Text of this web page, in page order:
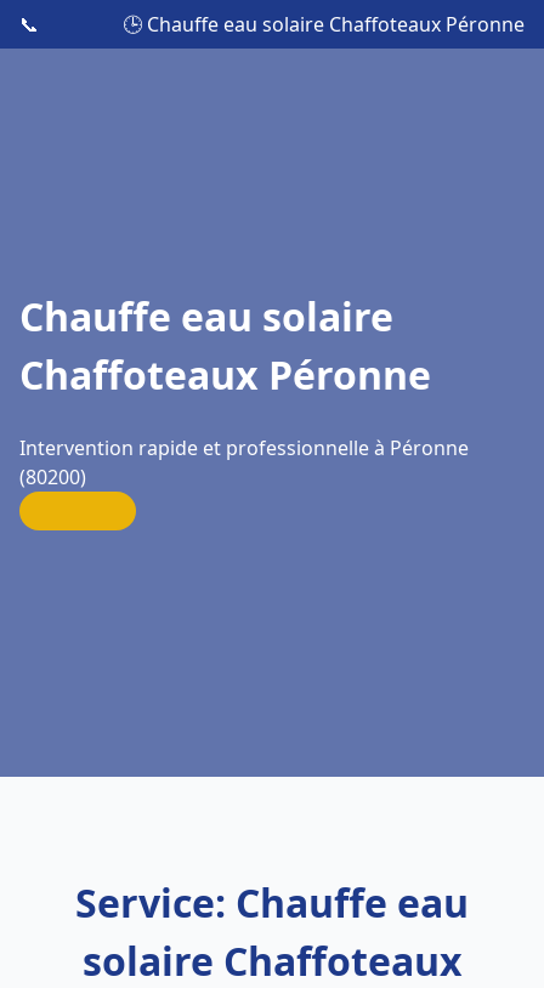
📞 🕒 Chauffe eau solaire Chaffoteaux Péronne
Chauffe eau solaire
Chaffoteaux Péronne
Intervention rapide et professionnelle à Péronne
(80200)
Service: Chauffe eau
solaire Chaffoteaux